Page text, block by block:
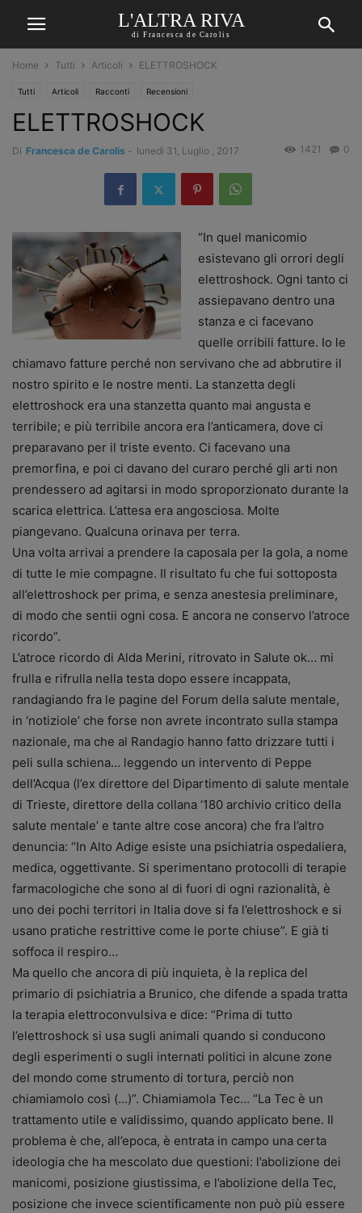
L'ALTRA RIVA
di Francesca de Carolis
Home Tutti Articoli ELETTROSHOCK
Tutti Articoli Racconti Recensioni
ELETTROSHOCK
Di Francesca de Carolis - lunedì 31, Luglio , 2017 0
1421
“In quel manicomio
esistevano gli orrori degli
elettroshock. Ogni tanto ci
assiepavano dentro una
stanza e ci facevano
quelle orribili fatture. Io le
chiamavo fatture perché non servivano che ad abbrutire il
nostro spirito e le nostre menti. La stanzetta degli
elettroshock era una stanzetta quanto mai angusta e
terribile; e più terribile ancora era l’anticamera, dove ci
preparavano per il triste evento. Ci facevano una
premorfina, e poi ci davano del curaro perché gli arti non
prendessero ad agitarsi in modo sproporzionato durante la
scarica elettrica. L’attesa era angosciosa. Molte
piangevano. Qualcuna orinava per terra.
Una volta arrivai a prendere la caposala per la gola, a nome
di tutte le mie compagne. Il risultato fu che fui sottoposta
all’elettroshock per prima, e senza anestesia preliminare,
di modo che sentii ogni cosa. E ancora ne conservo l’atroce
ricordo”.
L’atroce ricordo di Alda Merini, ritrovato in Salute ok… mi
frulla e rifrulla nella testa dopo essere incappata,
randagiando fra le pagine del Forum della salute mentale,
in ‘notiziole’ che forse non avrete incontrato sulla stampa
nazionale, ma che al Randagio hanno fatto drizzare tutti i
peli sulla schiena… leggendo un intervento di Peppe
dell’Acqua (l’ex direttore del Dipartimento di salute mentale
di Trieste, direttore della collana ‘180 archivio critico della
salute mentale’ e tante altre cose ancora) che fra l’altro
denuncia: “In Alto Adige esiste una psichiatria ospedaliera,
medica, oggettivante. Si sperimentano protocolli di terapie
farmacologiche che sono al di fuori di ogni razionalità, è
uno dei pochi territori in Italia dove si fa l’elettroshock e si
usano pratiche restrittive come le porte chiuse”. E già ti
soffoca il respiro…
Ma quello che ancora di più inquieta, è la replica del
primario di psichiatria a Brunico, che difende a spada tratta
la terapia elettroconvulsiva e dice: “Prima di tutto
l’elettroshock si usa sugli animali quando si conducono
degli esperimenti o sugli internati politici in alcune zone
del mondo come strumento di tortura, perciò non
chiamiamolo così (…)”. Chiamiamola Tec… “La Tec è un
trattamento utile e validissimo, quando applicato bene. Il
problema è che, all’epoca, è entrata in campo una certa
ideologia che ha mescolato due questioni: l’abolizione dei
manicomi, posizione giustissima, e l’abolizione della Tec,
posizione che invece scientificamente non può più essere